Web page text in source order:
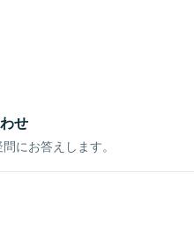
せ
にお答えします。